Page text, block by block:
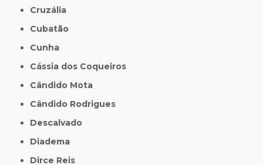
Cruzália
Cubatão
Cunha
Cássia dos Coqueiros
Cândido Mota
Cândido Rodrigues
Descalvado
Diadema
Dirce Reis